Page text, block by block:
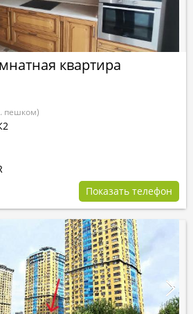
квартира
пешком)
Показать телефон